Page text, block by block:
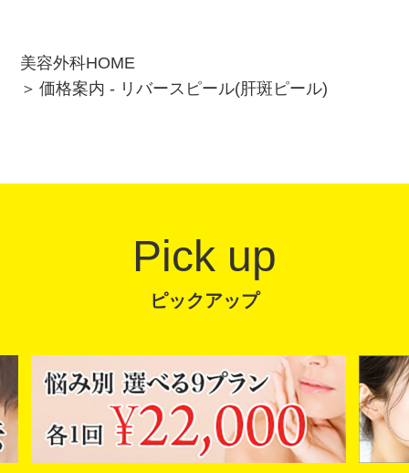
美容外科HOME
価格案内 - リバースピール(肝斑ピール)
Pick up
ピックアップ